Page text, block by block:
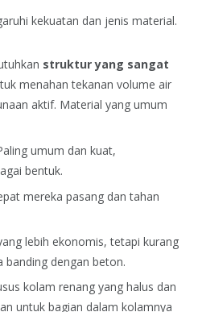
kekuatan dan jenis material.
struktur yang sangat
menahan tekanan volume air
aktif. Material yang umum
umum dan kuat,
bentuk.
mereka pasang dan tahan
lebih ekonomis, tetapi kurang
banding dengan beton.
kolam renang yang halus dan
untuk bagian dalam kolamnya